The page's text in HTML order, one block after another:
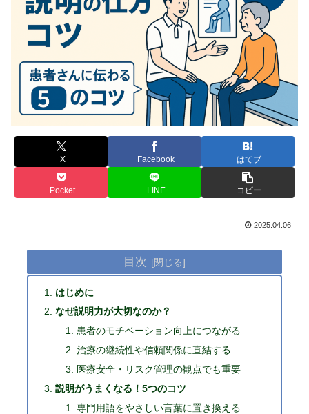
X Facebook はてブ
Pocket LINE コピー
2025.04.06
目次
はじめに
なぜ説明力が大切なのか？
患者のモチベーション向上につながる
治療の継続性や信頼関係に直結する
医療安全・リスク管理の観点でも重要
説明がうまくなる！5つのコツ
専門用語をやさしい言葉に置き換える